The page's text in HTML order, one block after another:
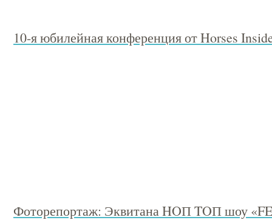
10-я юбилейная конференция от Horses
Фоторепортаж: Эквитана HOП TOП шоу